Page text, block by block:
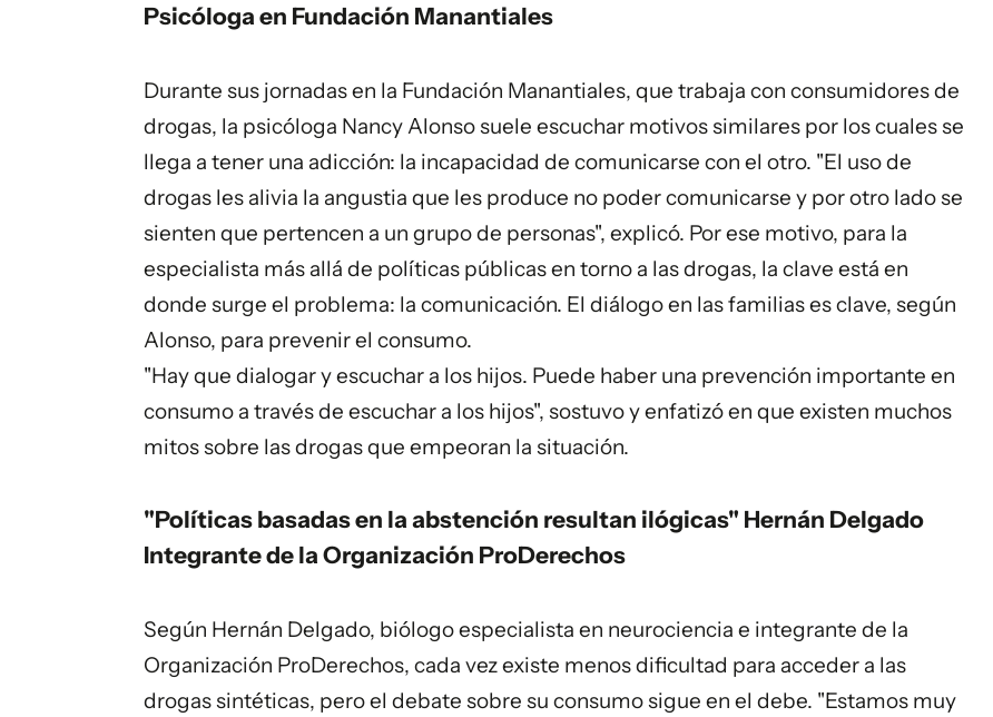
Psicóloga en Fundación Manantiales
Durante sus jornadas en la Fundación Manantiales, que trabaja con consumidores de
drogas, la psicóloga Nancy Alonso suele escuchar motivos similares por los cuales se
llega a tener una adicción: la incapacidad de comunicarse con el otro. "El uso de
drogas les alivia la angustia que les produce no poder comunicarse y por otro lado se
sienten que pertencen a un grupo de personas", explicó. Por ese motivo, para la
especialista más allá de políticas públicas en torno a las drogas, la clave está en
donde surge el problema: la comunicación. El diálogo en las familias es clave, según
Alonso, para prevenir el consumo.
"Hay que dialogar y escuchar a los hijos. Puede haber una prevención importante en
consumo a través de escuchar a los hijos", sostuvo y enfatizó en que existen muchos
mitos sobre las drogas que empeoran la situación.
"Políticas basadas en la abstención resultan ilógicas" Hernán Delgado
Integrante de la Organización ProDerechos
Según Hernán Delgado, biólogo especialista en neurociencia e integrante de la
Organización ProDerechos, cada vez existe menos dificultad para acceder a las
drogas sintéticas, pero el debate sobre su consumo sigue en el debe. "Estamos muy